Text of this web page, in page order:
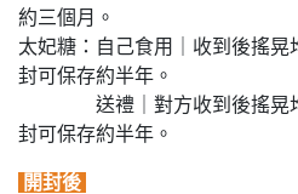
約三個月。
太妃糖：自己食用｜收到後搖晃
封可保存約半年。
送禮｜對方收到後搖晃均
封可保存約半年。
開封後